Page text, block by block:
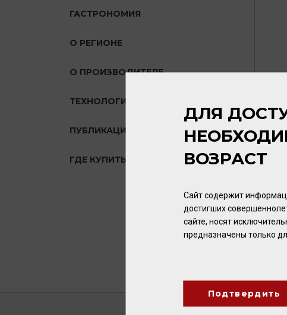
ГАСТРОНОМИЯ
О РЕГИОНЕ
О ПРОИЗВОДИТЕЛЕ
ТЕХНОЛОГИЯ
ПУБЛИКАЦИИ О ТОВАРЕ
ГДЕ КУПИТЬ?
ДЛЯ
ВОЗРАСТ
Сайт содержит
достигших
сайте, носят
предназначены только
Подтвердить